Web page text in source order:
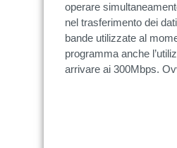
operare
nel trasferimento dei
bande utilizzate al
programma anche
arrivare ai 300Mbps.